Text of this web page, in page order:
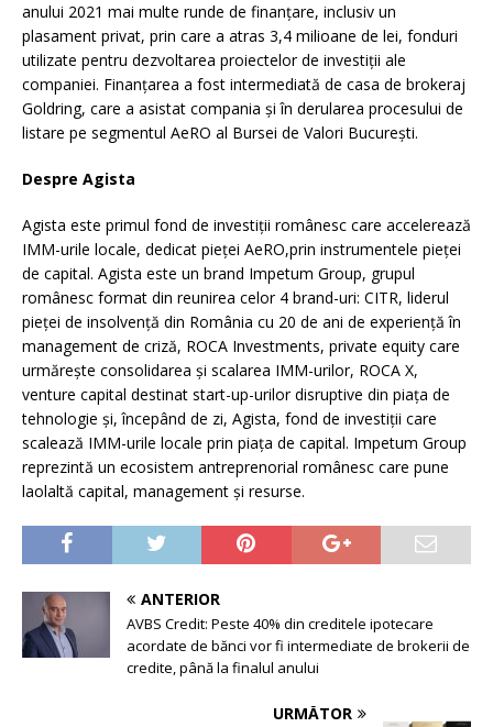
anului 2021 mai multe runde de finanțare, inclusiv un
plasament privat, prin care a atras 3,4 milioane de lei, fonduri
utilizate pentru dezvoltarea proiectelor de investiții ale
companiei. Finanțarea a fost intermediată de casa de brokeraj
Goldring, care a asistat compania și în derularea procesului de
listare pe segmentul AeRO al Bursei de Valori București.
Despre Agista
Agista este primul fond de investiții românesc care accelerează
IMM-urile locale, dedicat pieței AeRO,prin instrumentele pieței
de capital. Agista este un brand Impetum Group, grupul
românesc format din reunirea celor 4 brand-uri: CITR, liderul
pieței de insolvență din România cu 20 de ani de experiență în
management de criză, ROCA Investments, private equity care
urmărește consolidarea și scalarea IMM-urilor, ROCA X,
venture capital destinat start-up-urilor disruptive din piața de
tehnologie și, începând de zi, Agista, fond de investiții care
scalează IMM-urile locale prin piața de capital. Impetum Group
reprezintă un ecosistem antreprenorial românesc care pune
laolaltă capital, management și resurse.
ANTERIOR
AVBS Credit: Peste 40% din creditele ipotecare
acordate de bănci vor fi intermediate de brokerii de
credite, până la finalul anului
URMĂTOR